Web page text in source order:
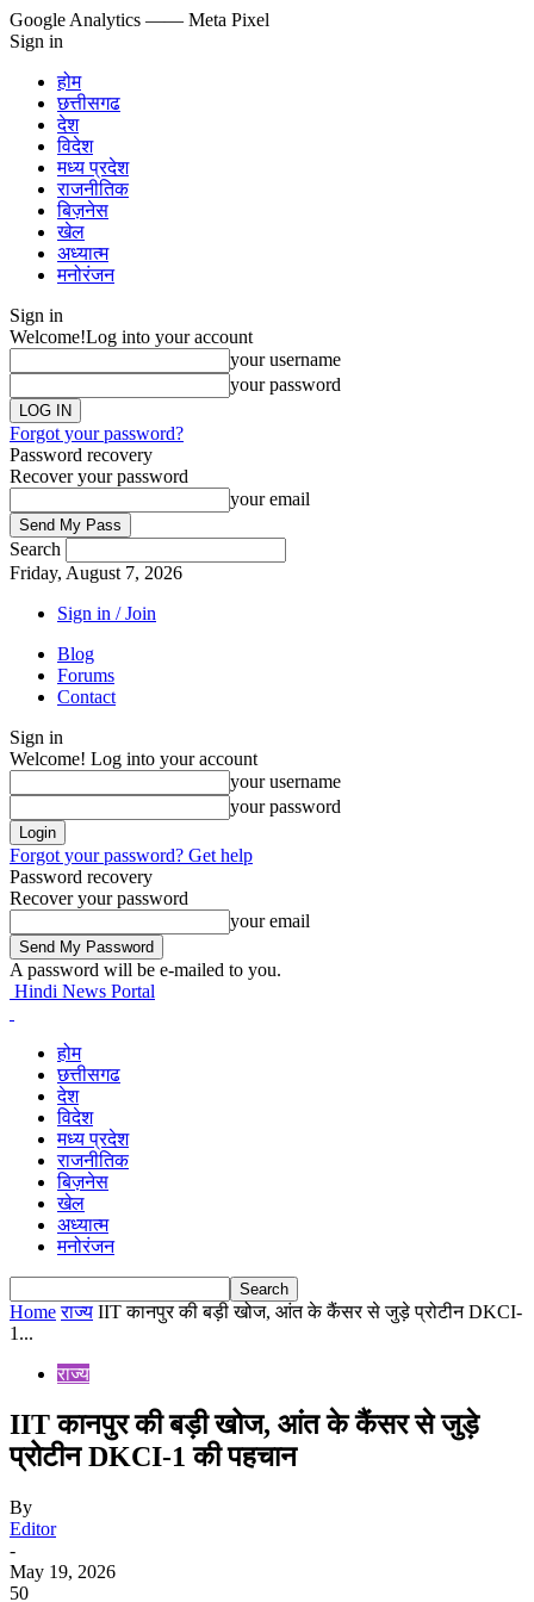
Google Analytics —— Meta Pixel
Sign in
होम
छत्तीसगढ
देश
विदेश
मध्य प्रदेश
राजनीतिक
बिज़नेस
खेल
अध्यात्म
मनोरंजन
Sign in
Welcome!Log into your account
your username
your password
Forgot your password?
Password recovery
Recover your password
your email
Search
Friday, August 7, 2026
Sign in / Join
Blog
Forums
Contact
Sign in
Welcome! Log into your account
your username
your password
Forgot your password? Get help
Password recovery
Recover your password
your email
A password will be e-mailed to you.
Hindi News Portal
होम
छत्तीसगढ
देश
विदेश
मध्य प्रदेश
राजनीतिक
बिज़नेस
खेल
अध्यात्म
मनोरंजन
Home राज्य IIT कानपुर की बड़ी खोज, आंत के कैंसर से जुड़े प्रोटीन DKCI-
1...
राज्य
IIT कानपुर की बड़ी खोज, आंत के कैंसर से जुड़े
प्रोटीन DKCI-1 की पहचान
By
Editor
-
May 19, 2026
50